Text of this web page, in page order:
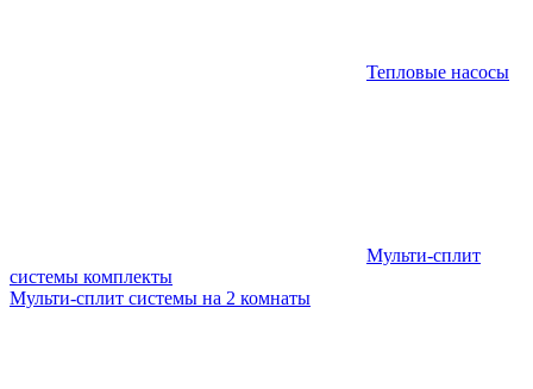
Тепловые насосы
Мульти-сплит
системы комплекты
Мульти-сплит системы на 2 комнаты